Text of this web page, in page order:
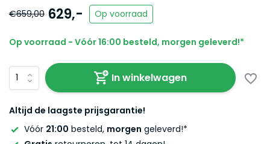
€659,00 629,- Op voorraad
Op voorraad - Vóór 16:00 besteld, morgen geleverd!*
In winkelwagen
Altijd de laagste prijsgarantie!
Vóór 21:00 besteld, morgen geleverd!*